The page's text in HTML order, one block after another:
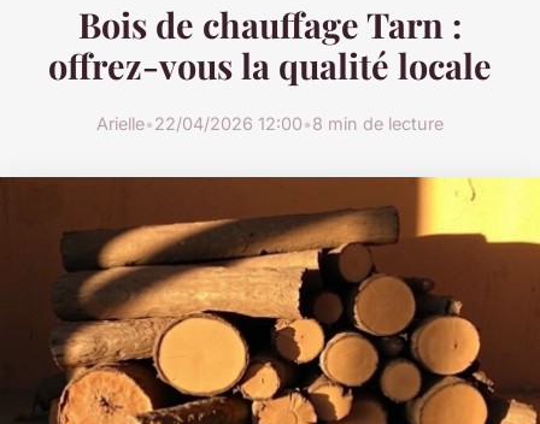
Bois de chauffage Tarn :
offrez-vous la qualité locale
Arielle•22/04/2026 12:00•8 min de lecture